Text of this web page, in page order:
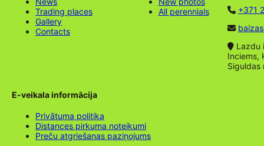
Trading places
Gallery
Contacts
All perennials
+371
Lazdu
Inciems,
Siguldas
E-veikala informācija
Privātuma politika
Distances pirkuma noteikumi
Preču atgriešanas paziņojums